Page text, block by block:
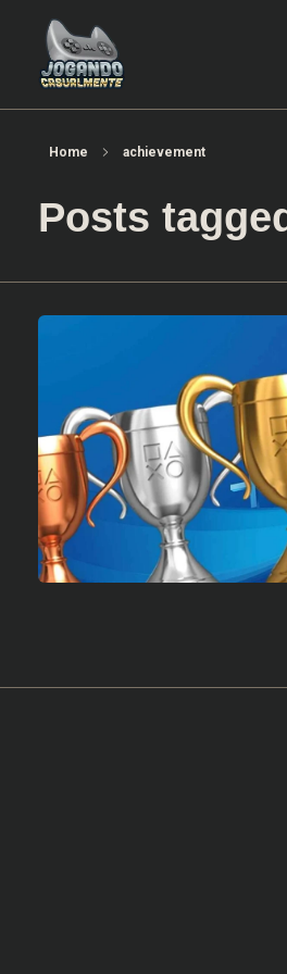
Home achievement
Posts